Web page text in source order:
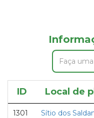
ID Local de
1301 Sítio dos